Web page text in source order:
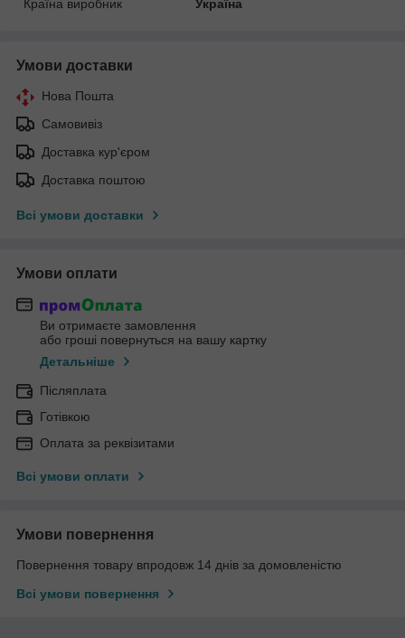
Країна виробник
Україна
Умови доставки
Нова Пошта
Самовивіз
Доставка кур'єром
Доставка поштою
Всі умови доставки
Умови оплати
Ви отримаєте замовлення
або гроші повернуться на вашу картку
Детальніше
Післяплата
Готівкою
Оплата за реквізитами
Всі умови оплати
Умови повернення
Повернення товару впродовж 14 днів за домовленістю
Всі умови повернення